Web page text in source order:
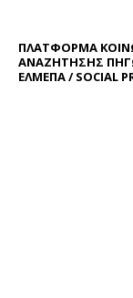
ΠΛΑΤΦΟΡΜΑ
ΑΝΑΖΗΤΗΣΗΣ
ΕΛΜΕΠΑ / SOCIAL